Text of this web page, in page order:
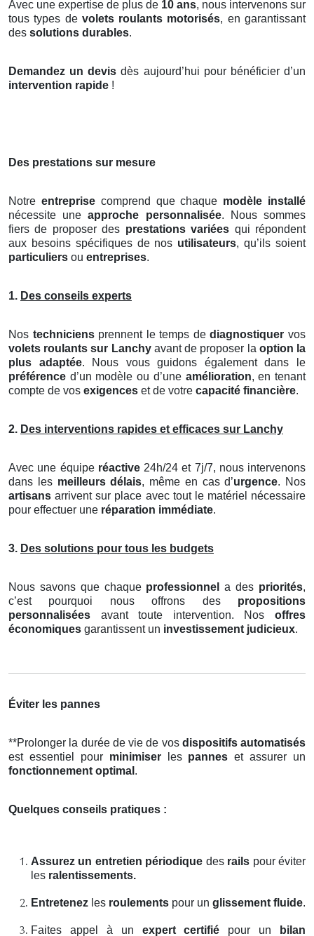
Avec une expertise de plus de 10 ans, nous intervenons sur
tous types de volets roulants motorisés, en garantissant
des solutions durables.
Demandez un devis dès aujourd’hui pour bénéficier d’un
intervention rapide !
Des prestations sur mesure
Notre entreprisecomprend que chaque modèle installé
nécessite uneapproche personnalisée. Nous sommes
fiers de proposer des prestations variées qui répondent
aux besoins spécifiques de nos utilisateurs, qu’ils soient
particuliers ou entreprises.
1. Des conseils experts
Nos techniciensprennent le temps dediagnostiquer vos
volets roulants sur Lanchy avant de proposer la option la
plus adaptée. Nous vous guidons également dans le
préférence d’un modèle ou d’une amélioration, en tenant
compte de vos exigences et de votre capacité financière.
2. Des interventions rapides et efficaces sur Lanchy
Avec une équipe réactive24h/24 et 7j/7, nous intervenons
dans les meilleurs délais, même en cas d’urgence. Nos
artisans arrivent sur place avec tout le matériel nécessaire
pour effectuer une réparation immédiate.
3. Des solutions pour tous les budgets
Nous savons que chaque professionnel a des priorités,
c’est pourquoi nous offrons des propositions
personnalisées avant toute intervention. Nos offres
économiques garantissent un investissement judicieux.
Éviter les pannes
**Prolonger la durée de vie de vos dispositifs automatisés
est essentiel pour minimiserles pannes et assurer un
fonctionnement optimal .
Quelques conseils pratiques :
Assurez un entretien périodique des rails pour éviter
les ralentissements.
Entretenez les roulements pour un glissement fluide.
Faites appel à un expert certifié pour un bilan